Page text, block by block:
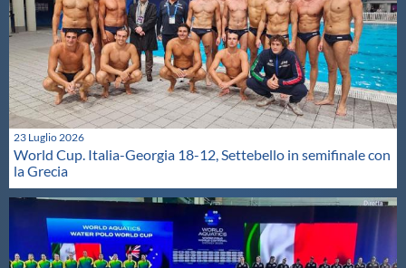
23 Luglio 2026
World Cup. Italia-Georgia 18-12, Settebello in semifinale con
la Grecia